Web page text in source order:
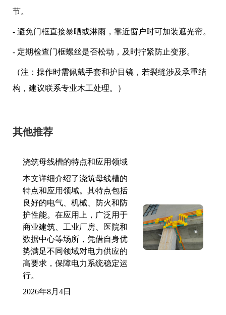
节。
- 避免门框直接暴晒或淋雨，靠近窗户时可加装遮光帘。
- 定期检查门框螺丝是否松动，及时拧紧防止变形。
（注：操作时需佩戴手套和护目镜，若裂缝涉及承重结
构，建议联系专业木工处理。）
其他推荐
浇筑母线槽的特点和应用领域
本文详细介绍了浇筑母线槽的
特点和应用领域。其特点包括
良好的电气、机械、防火和防
护性能。在应用上，广泛用于
商业建筑、工业厂房、医院和
数据中心等场所，凭借自身优
势满足不同领域对电力供应的
高要求，保障电力系统稳定运
行。
2026年8月4日